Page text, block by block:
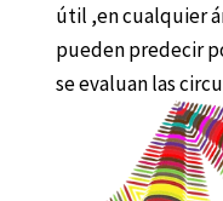
útil ,en cualquier
pueden predecir
se evaluan las